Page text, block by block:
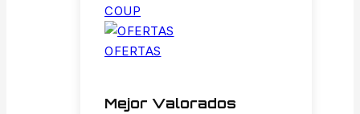
COUP
OFERTAS
Mejor Valorados